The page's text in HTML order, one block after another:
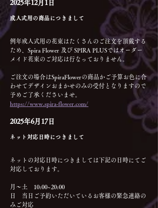
2025年12月1日
成人式用の商品につきまして
例年成人式用の花束はたくさんのご注文を頂戴する
ため、Spira Flower 及び SPIRA PLUSではオーダー
メイド花束のご対応は行なっておりません。
ご注文の場合はSpiraFlowerの商品かご予算お色に合
わせてデザインおまかせのみの受付となりますので
予めご了承くださいませ。
https://www.spira-flower.com/
2025年6月17日
ネット対応日時につきまして
ネットの対応日時につきましては下記の日時にてご
対応しております。
月〜土　10:00~20:00
日　当日ご予約いただいているお客様の緊急連絡の
みご対応